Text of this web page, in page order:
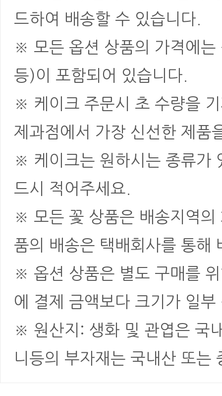
드하여 배송할 수 있습니다.
※ 모든 옵션 상품의 가격에는
등)이 포함되어 있습니다.
※ 케이크 주문시 초 수량을
제과점에서 가장 신선한 제품
※ 케이크는 원하시는 종류가
드시 적어주세요.
※ 모든 꽃 상품은 배송지역의
품의 배송은 택배회사를 통해
※ 옵션 상품은 별도 구매를
에 결제 금액보다 크기가 일
※ 원산지: 생화 및 관엽은 국
니등의 부자재는 국내산 또는